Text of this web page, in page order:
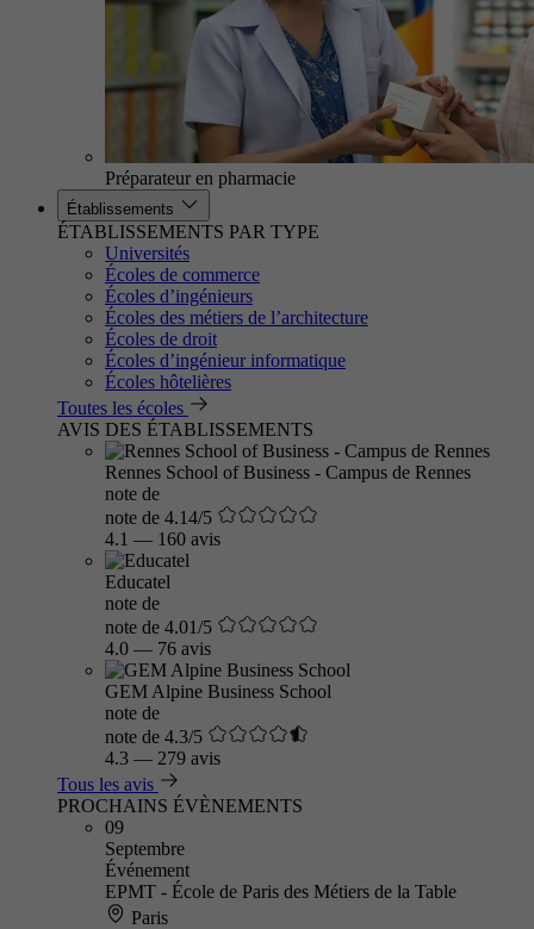
Préparateur en pharmacie
Établissements
ÉTABLISSEMENTS PAR TYPE
Universités
Écoles de commerce
Écoles d’ingénieurs
Écoles des métiers de l’architecture
Écoles de droit
Écoles d’ingénieur informatique
Écoles hôtelières
Toutes les écoles
AVIS DES ÉTABLISSEMENTS
Rennes School of Business - Campus de Rennes
note de
note de 4.14/5
4.1 — 160 avis
Educatel
note de
note de 4.01/5
4.0 — 76 avis
GEM Alpine Business School
note de
note de 4.3/5
4.3 — 279 avis
Tous les avis
PROCHAINS ÉVÈNEMENTS
09
Septembre
Événement
EPMT - École de Paris des Métiers de la Table
Paris